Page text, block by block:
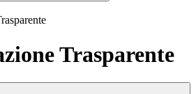
Trasparente